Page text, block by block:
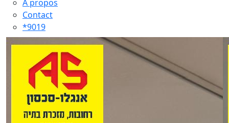
A propos
Contact
*9019